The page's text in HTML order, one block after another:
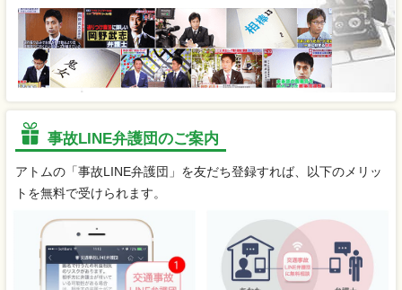
事故LINE弁護団のご案内
アトムの「事故LINE弁護団」を友だち登録すれば、以下のメリッ
トを無料で受けられます。